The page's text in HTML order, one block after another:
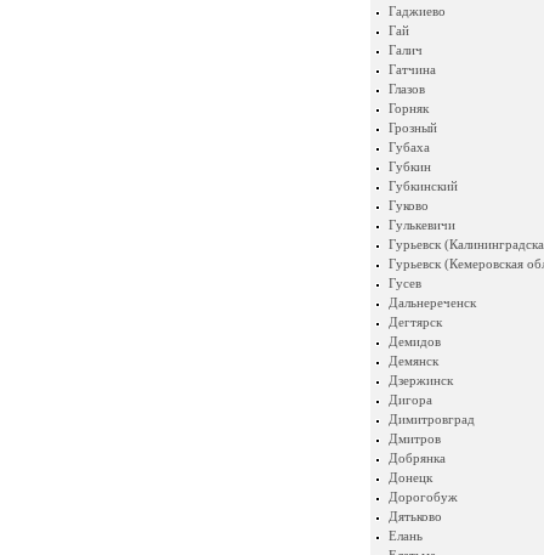
Гаджиево
Гай
Галич
Гатчина
Глазов
Горняк
Грозный
Губаха
Губкин
Губкинский
Гуково
Гулькевичи
Гурьевск
Гурьевск (Кемеровская
Гусев
Дальнереченск
Дегтярск
Демидов
Демянск
Дзержинск
Дигора
Димитровград
Дмитров
Добрянка
Донецк
Дорогобуж
Дятьково
Елань